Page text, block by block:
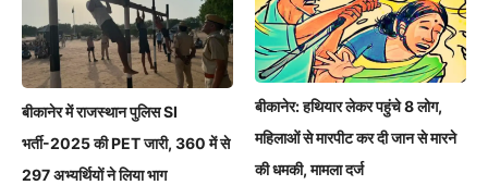
बीकानेर में राजस्थान पुलिस SI
भर्ती-2025 की PET जारी, 360 में से
297 अभ्यर्थियों ने लिया भाग
बीकानेर: हथियार लेकर पहुंचे 8 लोग,
महिलाओं से मारपीट कर दी जान से मारने
की धमकी, मामला दर्ज